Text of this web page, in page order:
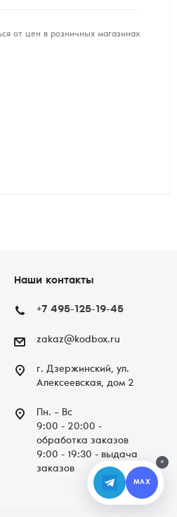
от цен в розничных магазинах
Наши контакты
+7 495-125-19-45
zakaz@kodbox.ru
г. Дзержинский, ул.
Алексеевская, дом 2
Пн. – Вc
9:00 - 20:00 -
обработка заказов
9:00 - 19:30 - выдача
заказов
×
MAX